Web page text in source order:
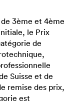
3ème et 4ème
le Prix
de
Suisse et de
remise des prix,
est